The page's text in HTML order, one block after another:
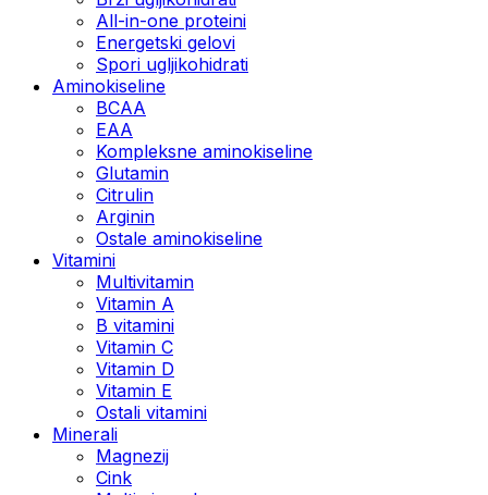
All-in-one proteini
Energetski gelovi
Spori ugljikohidrati
Aminokiseline
BCAA
EAA
Kompleksne aminokiseline
Glutamin
Citrulin
Arginin
Ostale aminokiseline
Vitamini
Multivitamin
Vitamin A
B vitamini
Vitamin C
Vitamin D
Vitamin E
Ostali vitamini
Minerali
Magnezij
Cink